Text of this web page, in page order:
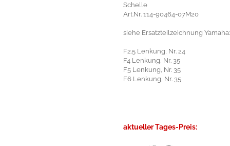
Schelle
Art.Nr. 114-90464-07M20
siehe Ersatzteilzeichnung Yamaha:
F2.5 Lenkung, Nr. 24
F4 Lenkung, Nr. 35
F5 Lenkung, Nr. 35
F6 Lenkung, Nr. 35
aktueller Tages-Preis: